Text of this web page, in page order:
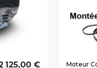
125,00 €
Moteur